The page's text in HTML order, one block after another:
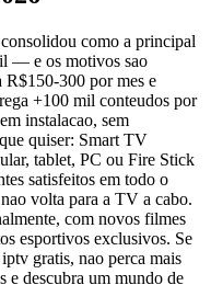
como a principal
— e os motivos sao
300 por mes e
+100 mil conteudos por
instalacao, sem
quiser: Smart TV
tablet, PC ou Fire Stick
satisfeitos em todo o
volta para a TV a cabo.
com novos filmes
esportivos exclusivos. Se
gratis, nao perca mais
e descubra um mundo de